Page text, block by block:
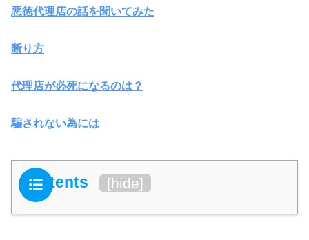
悪徳代理店の話を聞いてみた
断り方
代理店が必死になるのは？
騙されない為には
Contents [hide]